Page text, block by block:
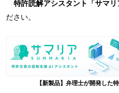
特許読解アシスタント「サマリ
ださい。
【新製品】弁理士が開発した